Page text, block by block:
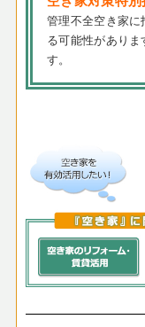
管理不全空き家に
る可能性があり
す。